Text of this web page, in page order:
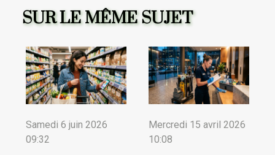
SUR LE MÊME SUJET
Samedi 6 juin 2026
09:32
Mercredi 15 avril 2026
10:08